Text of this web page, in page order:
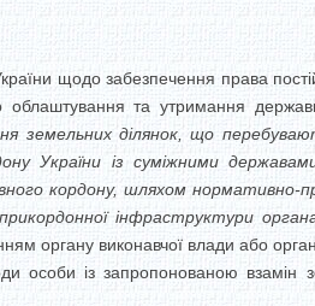
щодо забезпечення права
та утримання
земельних ділянок, що
України із суміжними
кордону, шляхом нормативно-
інфраструктури
органу виконавчої влади або
особи із запропонованою